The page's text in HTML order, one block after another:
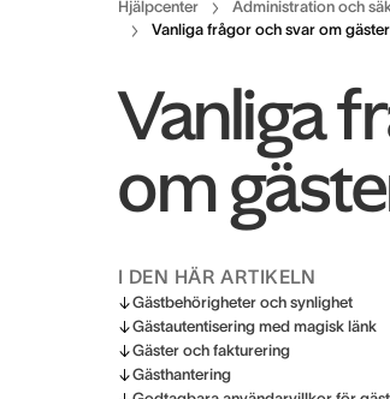
Hjälpcenter Administration och
Vanliga frågor och svar om gäster
Vanliga
om
I DEN HÄR ARTIKELN
Gästbehörigheter och synlighet
Gästautentisering med magisk länk
Gäster och fakturering
Gästhantering